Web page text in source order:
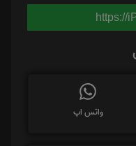
https://
واتس اپ